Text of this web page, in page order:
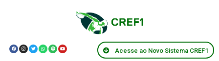
Acesse ao Novo Sistema CREF1